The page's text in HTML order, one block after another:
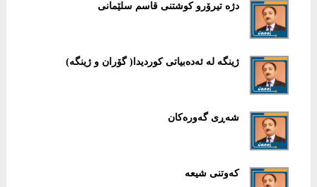
دژە تیرۆرو كوشتنی قاسم سلێمانی
ژینگە لە ئەدەبیاتی كوردیدا( گۆران و ژینگە)
شەڕی گەورەكان
كەوتنی شیعە